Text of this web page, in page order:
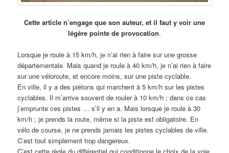
Cette article n’engage que son auteur, et il faut y voir une
légère pointe de provocation.
Lorsque je roule à 15 km/h, je n’ai rien à faire sur une grosse
départementale. Mais quand je roule à 40 km/h, je n’ai rien à faire
sur une véloroute, et encore moins, sur une piste cyclable.
En ville, il y a des piétons qui marchent à 5 km/h sur les pistes
cyclables. Il m’arrive souvent de rouler à 10 km/h ; dans ce cas
j’emprunte ces pistes … s’il y en a. Mais lorsque je roule à 30
km/h ; je prends la route, même si la piste est obligatoire. En
vélo de course, je ne prends jamais les pistes cyclables de ville.
C’est tout simplement trop dangereux.